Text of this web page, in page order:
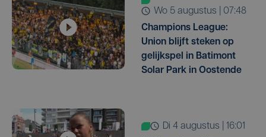
wo 5 augustus | 07:48
Champions League:
Union blijft steken op
gelijkspel in Batimont
Solar Park in Oostende
di 4 augustus | 16:01